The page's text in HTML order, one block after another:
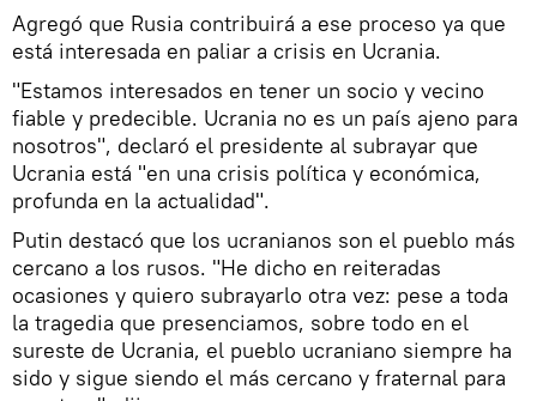
Agregó que Rusia contribuirá a ese proceso ya que
está interesada en paliar a crisis en Ucrania.
"Estamos interesados en tener un socio y vecino
fiable y predecible. Ucrania no es un país ajeno para
nosotros", declaró el presidente al subrayar que
Ucrania está "en una crisis política y económica,
profunda en la actualidad".
Putin destacó que los ucranianos son el pueblo más
cercano a los rusos. "He dicho en reiteradas
ocasiones y quiero subrayarlo otra vez: pese a toda
la tragedia que presenciamos, sobre todo en el
sureste de Ucrania, el pueblo ucraniano siempre ha
sido y sigue siendo el más cercano y fraternal para